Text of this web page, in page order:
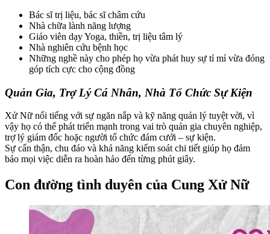
Bác sĩ trị liệu, bác sĩ châm cứu
Nhà chữa lành năng lượng
Giáo viên dạy Yoga, thiền, trị liệu tâm lý
Nhà nghiên cứu bệnh học
Những nghề này cho phép họ vừa phát huy sự tỉ mỉ vừa đóng
góp tích cực cho cộng đồng
Quản Gia, Trợ Lý Cá Nhân, Nhà Tổ Chức Sự Kiện
Xử Nữ nổi tiếng với sự ngăn nắp và kỹ năng quản lý tuyệt vời, vì
vậy họ có thể phát triển mạnh trong vai trò quản gia chuyên nghiệp,
trợ lý giám đốc hoặc người tổ chức đám cưới – sự kiện.
Sự cẩn thận, chu đáo và khả năng kiểm soát chi tiết giúp họ đảm
bảo mọi việc diễn ra hoàn hảo đến từng phút giây.
Con đường tình duyên của Cung Xử Nữ